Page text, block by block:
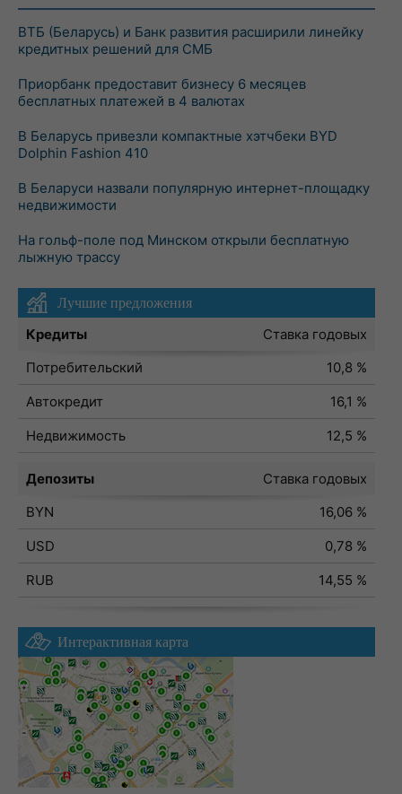
ВТБ (Беларусь) и Банк развития расширили линейку
кредитных решений для СМБ
Приорбанк предоставит бизнесу 6 месяцев
бесплатных платежей в 4 валютах
В Беларусь привезли компактные хэтчбеки BYD
Dolphin Fashion 410
В Беларуси назвали популярную интернет-площадку
недвижимости
На гольф-поле под Минском открыли бесплатную
лыжную трассу
Лучшие предложения
Кредиты
Ставка годовых
Потребительский
10,8 %
Автокредит
16,1 %
Недвижимость
12,5 %
Депозиты
Ставка годовых
BYN
16,06 %
USD
0,78 %
RUB
14,55 %
Интерактивная карта